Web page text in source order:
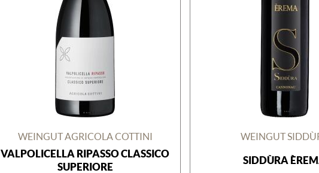
WEINGUT AGRICOLA COTTINI
VALPOLICELLA RIPASSO CLASSICO
SUPERIORE
WEINGUT
SIDDÙRA